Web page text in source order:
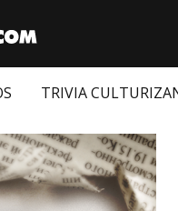
TRIVIA